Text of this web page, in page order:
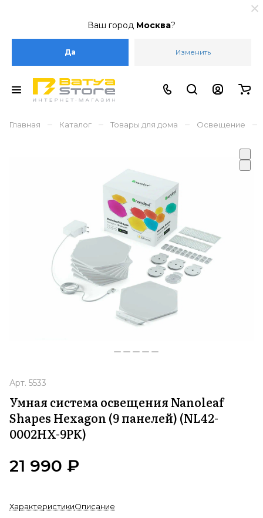
Ваш город Москва?
Да Изменить
Главная – Каталог – Товары для дома – Освещение –
Арт. 5533
Умная система освещения Nanoleaf
Shapes Hexagon (9 панелей) (NL42-
0002HX-9PK)
21 990 ₽
ХарактеристикиОписание